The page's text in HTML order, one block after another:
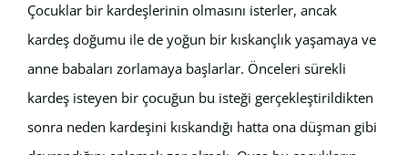
Çocuklar bir kardeşlerinin olmasını isterler, ancak
kardeş doğumu ile de yoğun bir kıskançlık yaşamaya ve
anne babaları zorlamaya başlarlar. Önceleri sürekli
kardeş isteyen bir çocuğun bu isteği gerçekleştirildikten
sonra neden kardeşini kıskandığı hatta ona düşman gibi